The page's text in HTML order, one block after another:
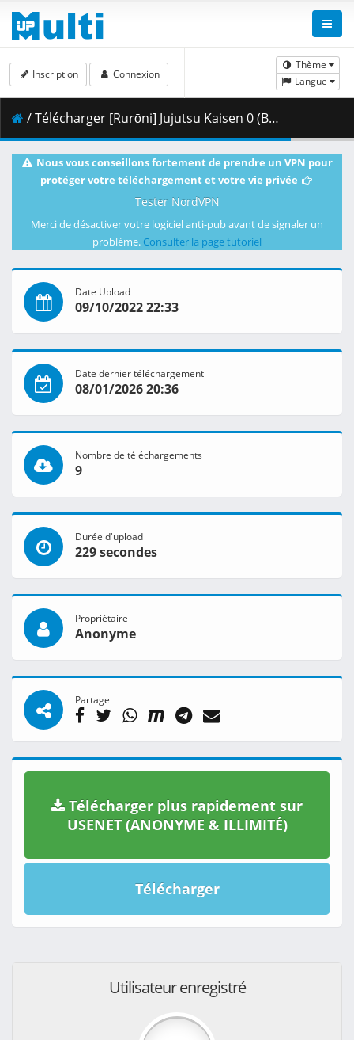
Thème
Langue
Inscription Connexion
/ Télécharger [Rurōni] Jujutsu Kaisen 0 (BD - 1080p HEVC 10bit - 5.1ch OPUS - Multi-Subs).mkv.004 ( 380.20 MB )
Nous vous conseillons fortement de prendre un VPN pour
protéger votre téléchargement et votre vie privée
Tester NordVPN
Merci de désactiver votre logiciel anti-pub avant de signaler un
problème. Consulter la page tutoriel
Date Upload
09/10/2022 22:33
Date dernier téléchargement
08/01/2026 20:36
Nombre de téléchargements
9
Durée d'upload
229 secondes
Propriétaire
Anonyme
Partage
Télécharger plus rapidement sur
USENET (ANONYME & ILLIMITÉ)
Télécharger
Utilisateur enregistré